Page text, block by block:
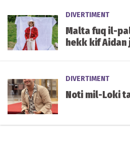
DIVERTIMENT
Malta fuq il-
hekk kif
DIVERTIMENT
Noti mil-Loki